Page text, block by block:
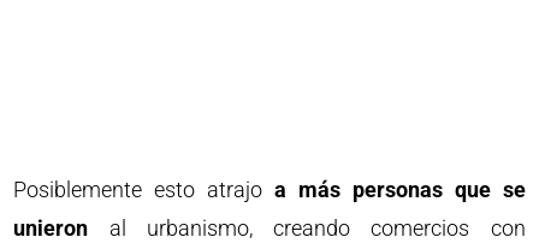
Posiblemente esto atrajoa más personas que se
unieron al urbanismo, creando comercios con